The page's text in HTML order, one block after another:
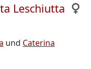
Leschiutta
und Caterina